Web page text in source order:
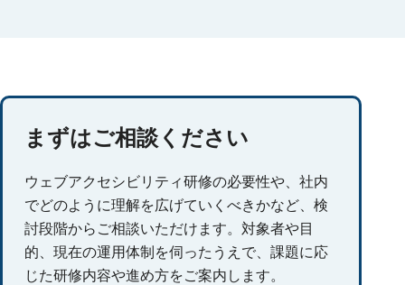
まずはご相談ください
ウェブアクセシビリティ研修の必要性や、社内
でどのように理解を広げていくべきかなど、検
討段階からご相談いただけます。対象者や目
的、現在の運用体制を伺ったうえで、課題に応
じた研修内容や進め方をご案内します。